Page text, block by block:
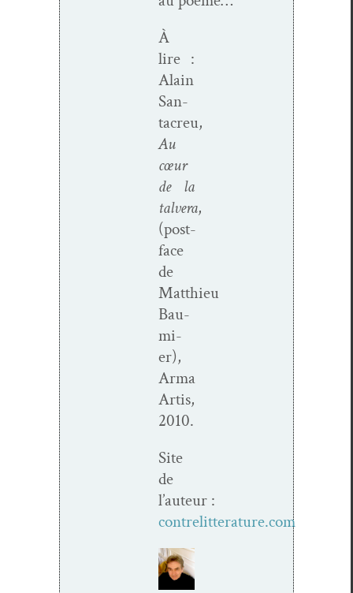
À
lire :
Alain
San­
tacreu,
Au
cœur
de la
talvera,
(post­
face
de
Matthieu
Bau­
mi­
er),
Arma
Artis,
2010.
Site
de
l’auteur :
contrelitterature.com